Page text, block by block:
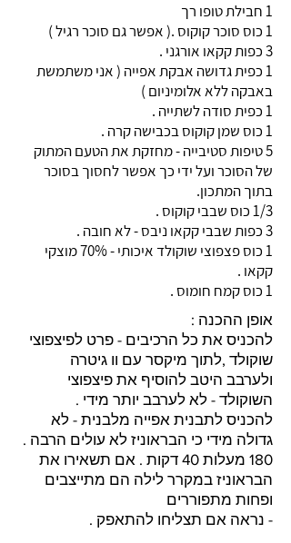
1 חבילת טופו רך
1 כוס סוכר קוקוס .( אפשר גם סוכר רגיל )
3 כפות קקאו אורגני .
1 כפית גדושה אבקת אפייה ( אני משתמשת
באבקה ללא אלומיניום )
1 כפית סודה לשתייה .
1 כוס שמן קוקוס בכבישה קרה .
5 טיפות סטיבייה - מחזקת את הטעם המתוק
של הסוכר ועל ידי כך אפשר לחסוך בסוכר
בתוך המתכון.
1/3 כוס שבבי קוקוס .
3 כפות שבבי קקאו ניבס - לא חובה .
1 כוס פצפוצי שוקולד איכותי - 70% מוצקי
קקאו .
1 כוס קמח חומוס .
אופן ההכנה :
להכניס את כל הרכיבים - פרט לפיצפוצי
שוקולד ,לתוך מיקסר עם וו גיטרה
ולערבב היטב להוסיף את פיצפוצי
השוקולד - לא לערבב יותר מידי .
להכניס לתבנית אפייה מלבנית - לא
גדולה מידי כי הבראוניז לא עולים הרבה .
180 מעלות 40 דקות . אם תשאירו את
הבראוניז במקרר לילה הם מתייצבים
ופחות מתפוררים
- נראה אם תצליחו להתאפק .